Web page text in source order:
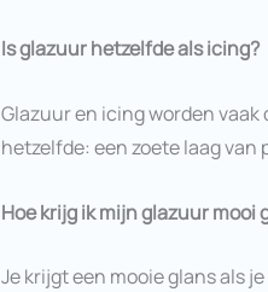
Is glazuur hetzelfde als icing?
Glazuur en icing worden
hetzelfde: een zoete laag van
Hoe krijg ik mijn glazuur mooi
Je krijgt een mooie glans als